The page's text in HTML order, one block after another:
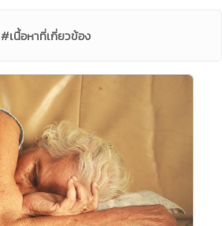
#เนื้อหาที่เกี่ยวข้อง